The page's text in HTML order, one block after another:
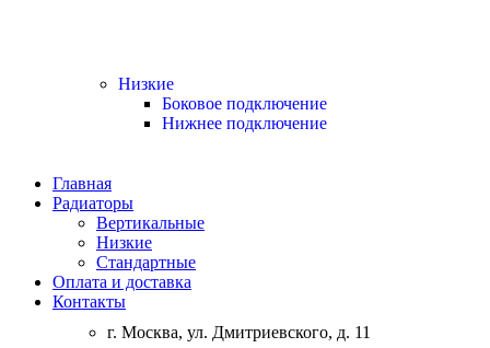
Низкие
Боковое подключение
Нижнее подключение
Главная
Радиаторы
Вертикальные
Низкие
Стандартные
Оплата и доставка
Контакты
г. Москва, ул. Дмитриевского, д. 11